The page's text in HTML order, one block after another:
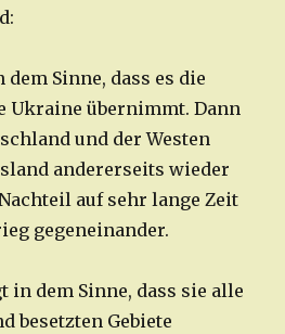
Sinne, dass es die
Ukraine übernimmt. Dann
und der Westen
andererseits wieder
auf sehr lange Zeit
gegeneinander.
in dem Sinne, dass sie alle
besetzten Gebiete